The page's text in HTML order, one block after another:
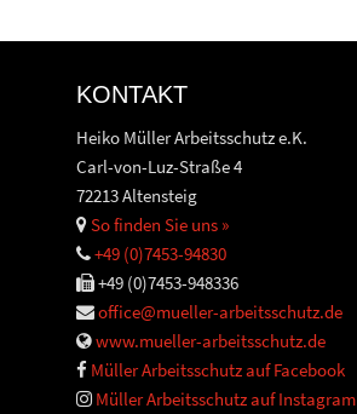
KONTAKT
Heiko Müller Arbeitsschutz e.K.
Carl-von-Luz-Straße 4
72213 Altensteig
So finden Sie uns »
+49 (0)7453-94830
+49 (0)7453-948336
office@mueller-arbeitsschutz.de
www.mueller-arbeitsschutz.de
Müller Arbeitsschutz auf Facebook
Müller Arbeitsschutz auf Instagram